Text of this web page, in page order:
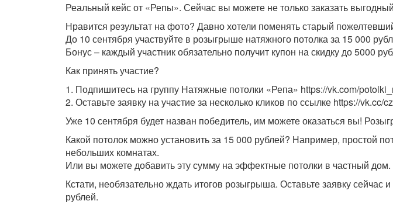
Реальный кейс от «Репы». Сейчас вы можете не только заказать
Нравится результат на фото? Давно хотели поменять старый
До 10 сентября участвуйте в розыгрыше натяжного потолка за 15 000
Бонус – каждый участник обязательно получит купон на скидку до 5000
Как принять участие?
1. Подпишитесь на группу Натяжные потолки «Репа» https://vk.com/
2. Оставьте заявку на участие за несколько кликов по ссылке https://vk.cc/
Уже 10 сентября будет назван победитель, им можете оказаться вы!
Какой потолок можно установить за 15 000 рублей? Например, простой
небольших комнатах.
Или вы можете добавить эту сумму на эффектные потолки в частный
Кстати, необязательно ждать итогов розыгрыша. Оставьте заявку
рублей.